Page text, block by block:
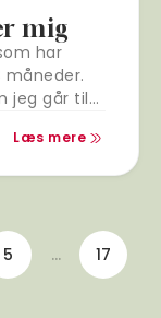
mig
har
jeg går til
Læs mere
5 … 17